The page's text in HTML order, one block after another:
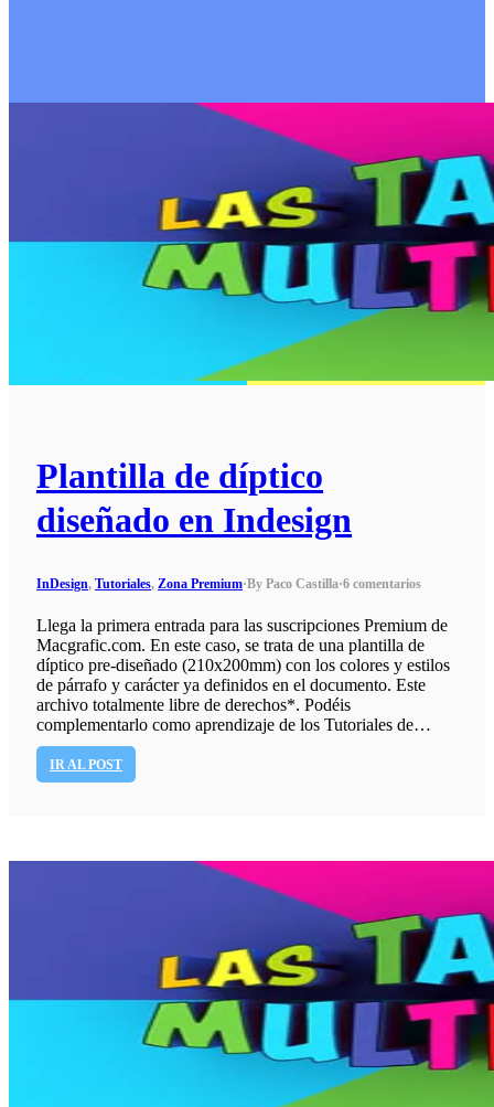
Plantilla de díptico
diseñado en Indesign
InDesign, Tutoriales, Zona Premium·By Paco Castilla·6 comentarios
Llega la primera entrada para las suscripciones Premium de
Macgrafic.com. En este caso, se trata de una plantilla de
díptico pre-diseñado (210x200mm) con los colores y estilos
de párrafo y carácter ya definidos en el documento. Este
archivo totalmente libre de derechos*. Podéis
complementarlo como aprendizaje de los Tutoriales de…
IR AL POST